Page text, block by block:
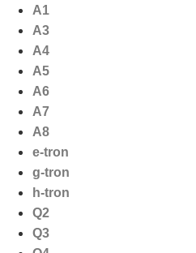
naar
inhoud
A1
A3
A4
A5
A6
A7
A8
e-tron
g-tron
h-tron
Q2
Q3